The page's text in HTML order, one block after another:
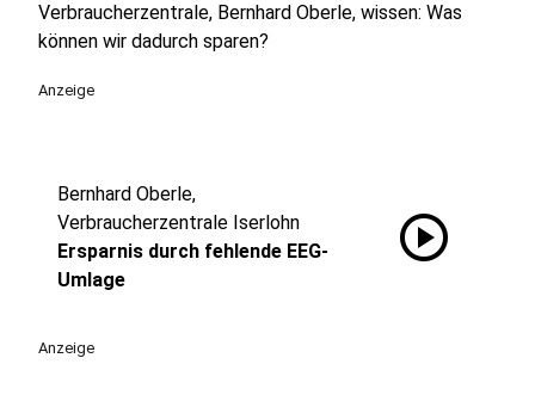
Verbraucherzentrale, Bernhard Oberle, wissen: Was
können wir dadurch sparen?
Anzeige
Bernhard Oberle,
Verbraucherzentrale Iserlohn
Ersparnis durch fehlende EEG-
Umlage
play_circle
Anzeige